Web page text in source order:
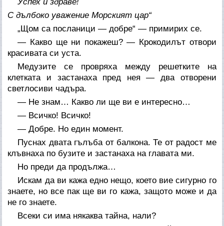
С дълбоко уважениеМорският цар“
„Щом са посланици — добре“ — примирих се.
— Какво ще ни покажеш? — Крокодилът отвори
красивата си уста.
Медузите се провряха между решетките на
клетката и застанаха пред нея — два отворени
светлосиви чадъра.
— Не знам… Какво ли ще ви е интересно…
— Всичко! Всичко!
— Добре. Но един момент.
Пуснах двата гълъба от балкона. Те от радост ме
клъвнаха по бузите и застанаха на главата ми.
Но преди да продължа…
Искам да ви кажа едно нещо, което вие сигурно го
знаете, но все пак ще ви го кажа, защото може и да
не го знаете.
Всеки си има някаква тайна, нали?